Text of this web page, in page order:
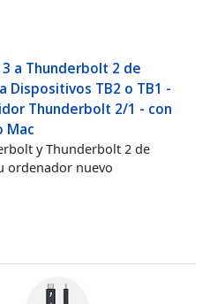
a Thunderbolt 2 de
Dispositivos TB2 o TB1 -
Thunderbolt 2/1 - con
Mac
y Thunderbolt 2 de
ordenador nuevo